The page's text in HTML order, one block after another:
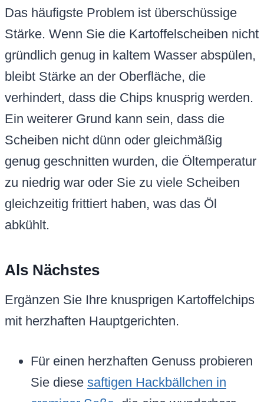
Das häufigste Problem ist überschüssige
Stärke. Wenn Sie die Kartoffelscheiben nicht
gründlich genug in kaltem Wasser abspülen,
bleibt Stärke an der Oberfläche, die
verhindert, dass die Chips knusprig werden.
Ein weiterer Grund kann sein, dass die
Scheiben nicht dünn oder gleichmäßig
genug geschnitten wurden, die Öltemperatur
zu niedrig war oder Sie zu viele Scheiben
gleichzeitig frittiert haben, was das Öl
abkühlt.
Als Nächstes
Ergänzen Sie Ihre knusprigen Kartoffelchips
mit herzhaften Hauptgerichten.
Für einen herzhaften Genuss probieren
Sie diese saftigen Hackbällchen in